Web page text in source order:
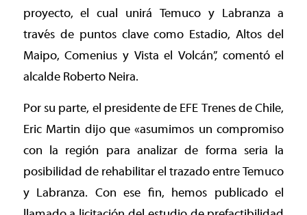
proyecto, el cual unirá Temuco y Labranza a
través de puntos clave como Estadio, Altos del
Maipo, Comenius y Vista el Volcán”, comentó el
alcalde Roberto Neira.
Por su parte, el presidente de EFE Trenes de Chile,
Eric Martin dijo que «asumimos un compromiso
con la región para analizar de forma seria la
posibilidad de rehabilitar el trazado entre Temuco
y Labranza. Con ese fin, hemos publicado el